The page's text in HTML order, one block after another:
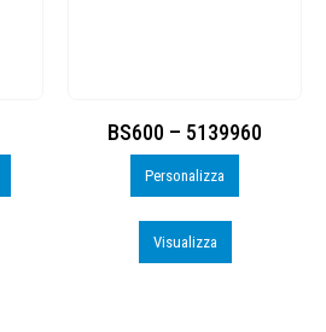
BS600 – 5139960
Personalizza
Visualizza